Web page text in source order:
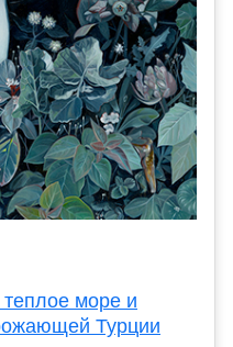
теплое море и
Турции